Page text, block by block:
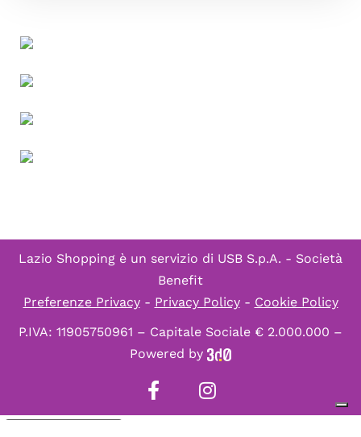
Lazio Shopping è un servizio di USB S.p.A. - Società
Benefit
Preferenze Privacy- Privacy Policy- Cookie Policy
P.IVA: 11905750961 – Capitale Sociale € 2.000.000 –
Powered by